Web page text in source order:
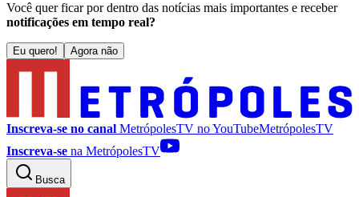
Você quer ficar por dentro das notícias mais importantes e receber
notificações em tempo real?
Eu quero! Agora não
Inscreva-se no canal MetrópolesTV noYouTubeMetrópolesTV
Inscreva-se na MetrópolesTV
Busca